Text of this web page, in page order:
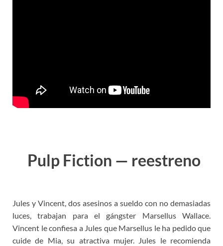
Pulp Fiction — reestreno
Jules y Vincent, dos asesinos a sueldo con no demasiadas
luces, trabajan para el gángster Marsellus Wallace.
Vincent le confiesa a Jules que Marsellus le ha pedido que
cuide de Mia, su atractiva mujer. Jules le recomienda